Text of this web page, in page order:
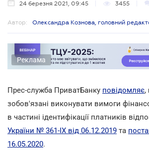
24 березня 2021, 09:45 3455
Автор: Олександра Кознова, головний
Реклама
Прес-служба ПриватБанку повідомляє,
зобов'язані виконувати вимоги
в частині ідентифікації платників
України № 361-IX від 06.12.2019 та
16.05.2020.